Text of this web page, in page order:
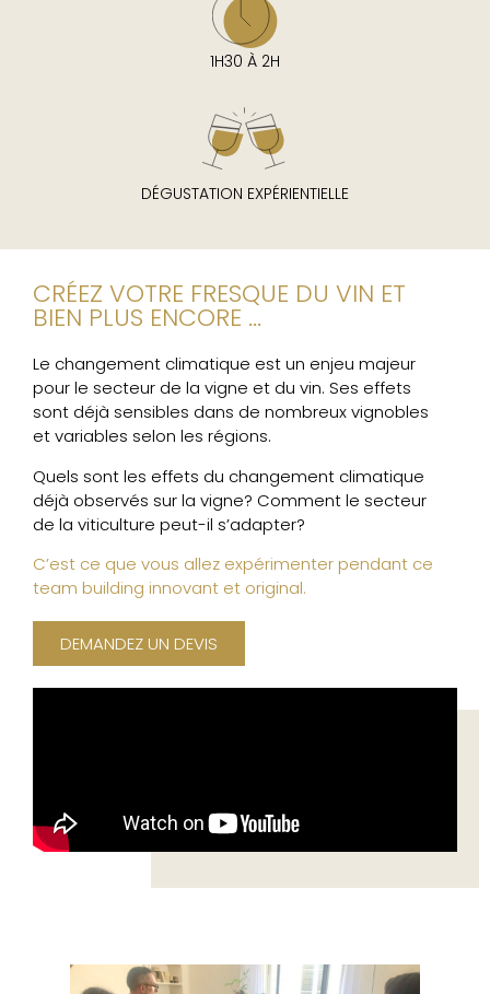
1H30 À 2H
DÉGUSTATION EXPÉRIENTIELLE
CRÉEZ VOTRE FRESQUE DU VIN ET
BIEN PLUS ENCORE ...
Le changement climatique est un enjeu majeur
pour le secteur de la vigne et du vin. Ses effets
sont déjà sensibles dans de nombreux vignobles
et variables selon les régions.
Quels sont les effets du changement climatique
déjà observés sur la vigne? Comment le secteur
de la viticulture peut-il s’adapter?
C’est ce que vous allez expérimenter pendant ce
team building innovant et original.
DEMANDEZ UN DEVIS